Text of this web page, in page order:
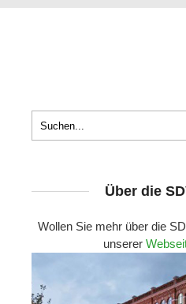
Über die
Wollen Sie mehr über die
unserer